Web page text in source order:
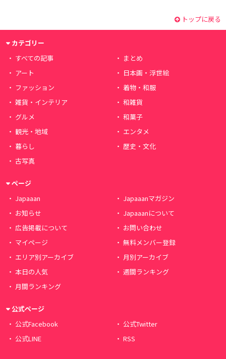
トップに戻る
カテゴリー
すべての記事
まとめ
アート
日本画・浮世絵
ファッション
着物・和服
雑貨・インテリア
和雑貨
グルメ
和菓子
観光・地域
エンタメ
暮らし
歴史・文化
古写真
ページ
Japaaan
Japaaanマガジン
お知らせ
Japaaanについて
広告掲載について
お問い合わせ
マイページ
無料メンバー登録
エリア別アーカイブ
月別アーカイブ
本日の人気
週間ランキング
月間ランキング
公式ページ
公式Facebook
公式Twitter
公式LINE
RSS